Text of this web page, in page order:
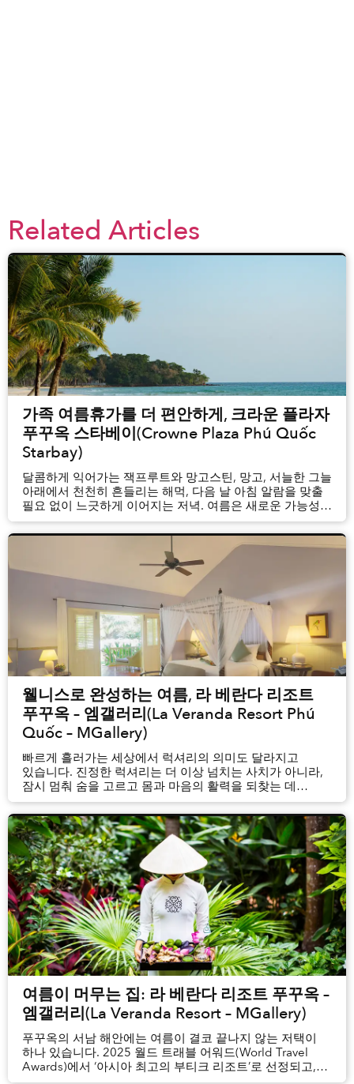
Related Articles
가족 여름휴가를 더 편안하게, 크라운 플라자
푸꾸옥 스타베이(Crowne Plaza Phú Quốc
Starbay)
달콤하게 익어가는 잭프루트와 망고스틴, 망고, 서늘한 그늘
아래에서 천천히 흔들리는 해먹, 다음 날 아침 알람을 맞출
필요 없이 느긋하게 이어지는 저녁. 여름은 새로운 가능성을
품고 찾아옵니다. 여름이 다가오면 가족들은 아이들의
학원과 활동 일정을 알아보고 스케줄을 조율하느라
분주해집니다. 그렇기에 바쁜 일상에서 잠시 벗어나 맑은
공기를 만끽하고 새로운 즐...
웰니스로 완성하는 여름, 라 베란다 리조트
푸꾸옥 – 엠갤러리(La Veranda Resort Phú
Quốc – MGallery)
빠르게 흘러가는 세상에서 럭셔리의 의미도 달라지고
있습니다. 진정한 럭셔리는 더 이상 넘치는 사치가 아니라,
잠시 멈춰 숨을 고르고 몸과 마음의 활력을 되찾는 데
있습니다. 올여름, 라 베란다 리조트 푸꾸옥 – 엠갤러리(La
Veranda Resort Phú Quốc – MGallery)는 웰니스를 새롭게
경험하고 싶은 여행객들을 ‘더 하우스 오브 서머(T...
여름이 머무는 집: 라 베란다 리조트 푸꾸옥 –
엠갤러리(La Veranda Resort – MGallery)
푸꾸옥의 서남 해안에는 여름이 결코 끝나지 않는 저택이
하나 있습니다. 2025 월드 트래블 어워드(World Travel
Awards)에서 ‘아시아 최고의 부티크 리조트’로 선정되고,